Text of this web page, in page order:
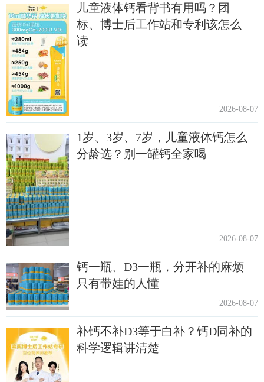
儿童液体钙看背书有用吗？团
标、博士后工作站和专利该怎么
读
2026-08-07
1岁、3岁、7岁，儿童液体钙怎么
分龄选？别一罐钙全家喝
2026-08-07
钙一瓶、D3一瓶，分开补的麻烦
只有带娃的人懂
2026-08-07
补钙不补D3等于白补？钙D同补的
科学逻辑讲清楚